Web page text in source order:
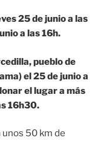
25 de junio a las
a las 16h.
pueblo de
el 25 de junio a
el lugar a más
16h30.
unos 50 km de